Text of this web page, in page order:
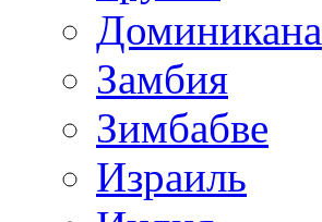
Доминикана
Замбия
Зимбабве
Израиль